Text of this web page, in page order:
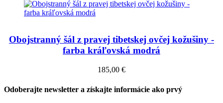
Obojstranný šál z pravej tibetskej ovčej kožušiny -
farba kráľovská modrá
185,00 €
Odoberajte newsletter a získajte informácie ako prvý